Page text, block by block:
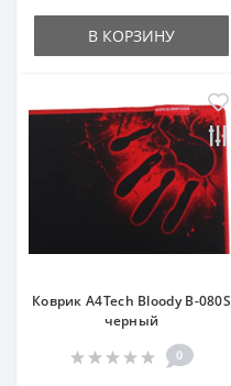
В КОРЗИНУ
Коврик A4Tech Bloody B-080S
черный
0